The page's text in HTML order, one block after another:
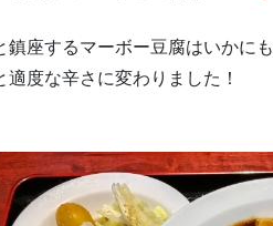
鎮座するマーボー豆腐はいかに
度な辛さに変わりました！